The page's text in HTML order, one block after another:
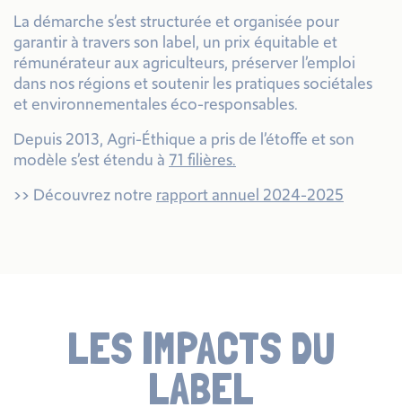
La démarche s’est structurée et organisée pour
garantir à travers son label, un prix équitable et
rémunérateur aux agriculteurs, préserver l’emploi
dans nos régions et soutenir les pratiques sociétales
et environnementales éco-responsables.
Depuis 2013, Agri-Éthique a pris de l’étoffe et son
modèle s’est étendu à 71 filières.
>> Découvrez notre rapport annuel 2024-2025
LES IMPACTS DU
LABEL